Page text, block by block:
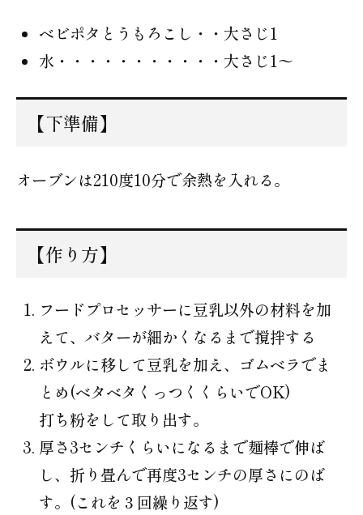
ベビポタとうもろこし・・大さじ1
水・・・・・・・・・・・大さじ1〜
【下準備】
オーブンは210度10分で余熱を入れる。
【作り方】
フードプロセッサーに豆乳以外の材料を加
えて、バターが細かくなるまで撹拌する
ボウルに移して豆乳を加え、ゴムベラでま
とめ(ベタベタくっつくくらいでOK)
打ち粉をして取り出す。
厚さ3センチくらいになるまで麺棒で伸ば
し、折り畳んで再度3センチの厚さにのば
す。(これを３回繰り返す)